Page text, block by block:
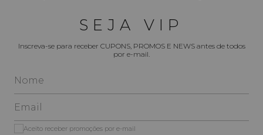
SEJA VIP
Inscreva-se para receber CUPONS, PROMOS E NEWS antes de todos
por e-mail.
Aceito receber promoções por e-mail